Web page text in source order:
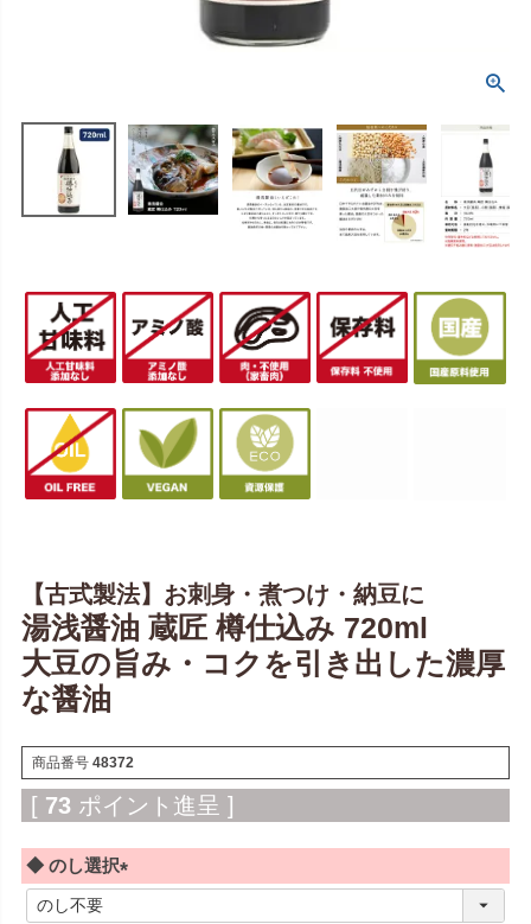
【古式製法】お刺身・煮つけ・納豆に
湯浅醤油 蔵匠 樽仕込み 720ml
大豆の旨み・コクを引き出した濃厚
な醤油
商品番号 48372
[ 73 ポイント進呈 ]
◆ のし選択